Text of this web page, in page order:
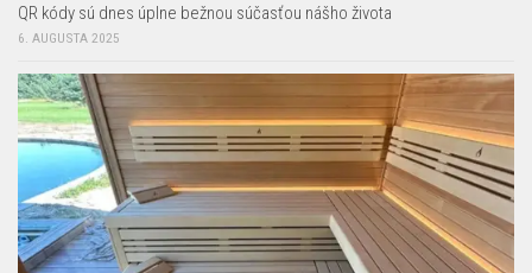
QR kódy sú dnes úplne bežnou súčasťou nášho života
6. AUGUSTA 2025